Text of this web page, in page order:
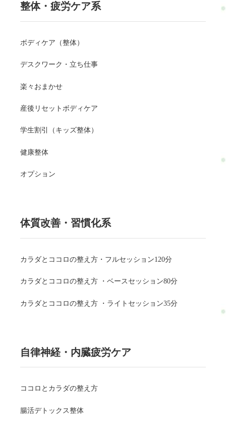
整体・疲労ケア系
ボディケア（整体）
デスクワーク・立ち仕事
楽々おまかせ
産後リセットボディケア
学生割引（キッズ整体）
健康整体
オプション
体質改善・習慣化系
カラダとココロの整え方・フルセッション120分
カラダとココロの整え方 ・ベースセッション80分
カラダとココロの整え方 ・ライトセッション35分
自律神経・内臓疲労ケア
ココロとカラダの整え方
腸活デトックス整体